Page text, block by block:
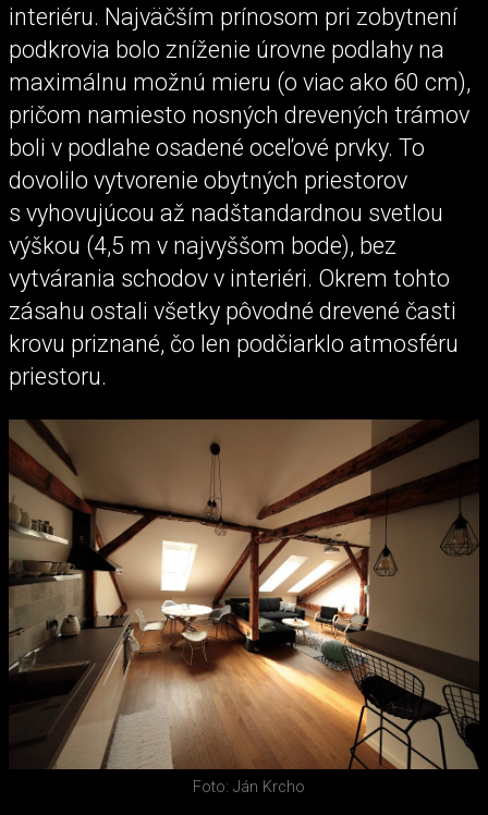
interiéru. Najväčším prínosom pri zobytnení
podkrovia bolo zníženie úrovne podlahy na
maximálnu možnú mieru (o viac ako 60 cm),
pričom namiesto nosných drevených trámov
boli v podlahe osadené oceľové prvky. To
dovolilo vytvorenie obytných priestorov
s vyhovujúcou až nadštandardnou svetlou
výškou (4,5 m v najvyššom bode), bez
vytvárania schodov v interiéri. Okrem tohto
zásahu ostali všetky pôvodné drevené časti
krovu priznané, čo len podčiarklo atmosféru
priestoru.
Foto: Ján Krcho